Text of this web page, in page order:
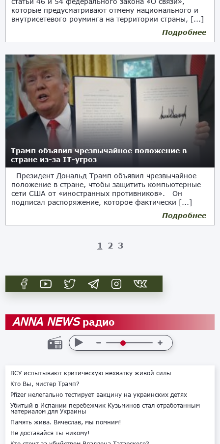
которые предусматривают отмену национального и
внутрисетевого роуминга на территории страны, [...]
Подробнее
Трамп объявил чрезвычайное положение в
стране из-за IT-угроз
Президент Дональд Трамп объявил чрезвычайное
положение в стране, чтобы защитить компьютерные
сети США от «иностранных противников». Он
подписал распоряжение, которое фактически [...]
Подробнее
1 2 3
ANNA NEWSрадио
ВСУ испытывают критическую нехватку живой силы
Кто Вы, мистер Трамп?
Pfizer нелегально тестирует вакцину на украинских детях
Убитый в Испании перебежчик Кузьминов стал отработанным
материалом для Украины
Память жива. Вячеслав, мы помним!
Не доставайся ты никому!